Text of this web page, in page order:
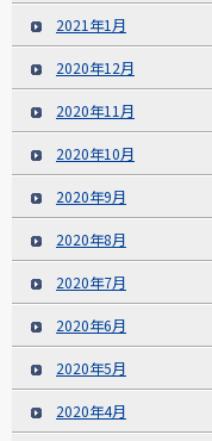
2021年1月
2020年12月
2020年11月
2020年10月
2020年9月
2020年8月
2020年7月
2020年6月
2020年5月
2020年4月